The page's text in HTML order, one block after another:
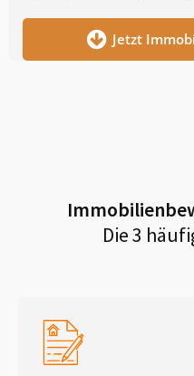
Jetzt
Die 3